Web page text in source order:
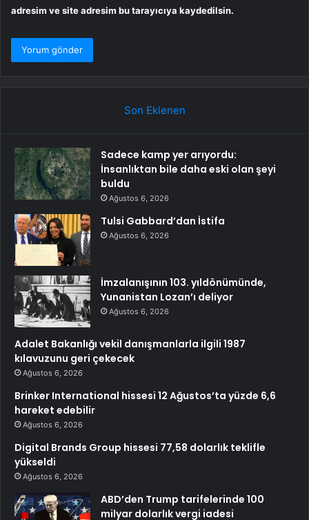
adresim ve site adresim bu tarayıcıya kaydedilsin.
Son Eklenen
Sadece kamp yer arıyordu:
İnsanlıktan bile daha eski olan şeyi
buldu
Ağustos 6, 2026
Tulsi Gabbard’dan İstifa
Ağustos 6, 2026
İmzalanışının 103. yıldönümünde,
Yunanistan Lozan’ı deliyor
Ağustos 6, 2026
Adalet Bakanlığı vekil danışmanlarla ilgili 1987
kılavuzunu geri çekecek
Ağustos 6, 2026
Brinker International hissesi 12 Ağustos’ta yüzde 6,6
hareket edebilir
Ağustos 6, 2026
Digital Brands Group hissesi 77,58 dolarlık teklifle
yükseldi
Ağustos 6, 2026
ABD’den Trump tarifelerinde 100
milyar dolarlık vergi iadesi